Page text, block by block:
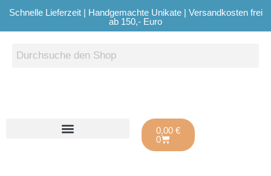
Schnelle Lieferzeit | Handgemachte Unikate | Versandkosten frei
ab 150,- Euro
0,00 €
0